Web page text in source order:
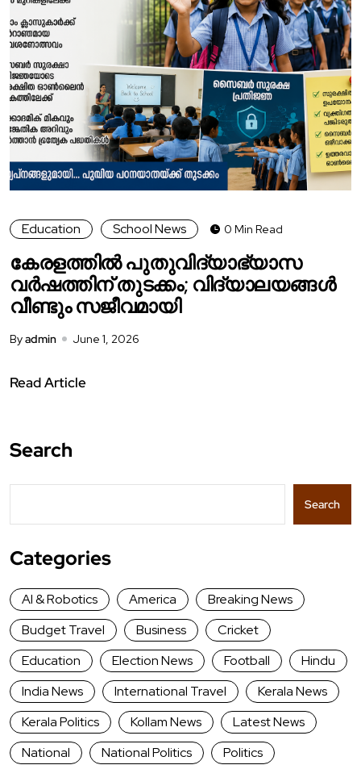
Education School News 0 Min Read
കേരളത്തിൽ പുതുവിദ്യാഭ്യാസ
വർഷത്തിന് തുടക്കം; വിദ്യാലയങ്ങൾ
വീണ്ടും സജീവമായി
Byadmin June 1, 2026
Read Article
Search
Search
Categories
AI & Robotics America
Breaking News
Budget Travel
Business
Cricket
Education
Election News Football
Hindu
India News
International Travel
Kerala News
Kerala Politics
Kollam News
Latest News
National
National Politics
Politics